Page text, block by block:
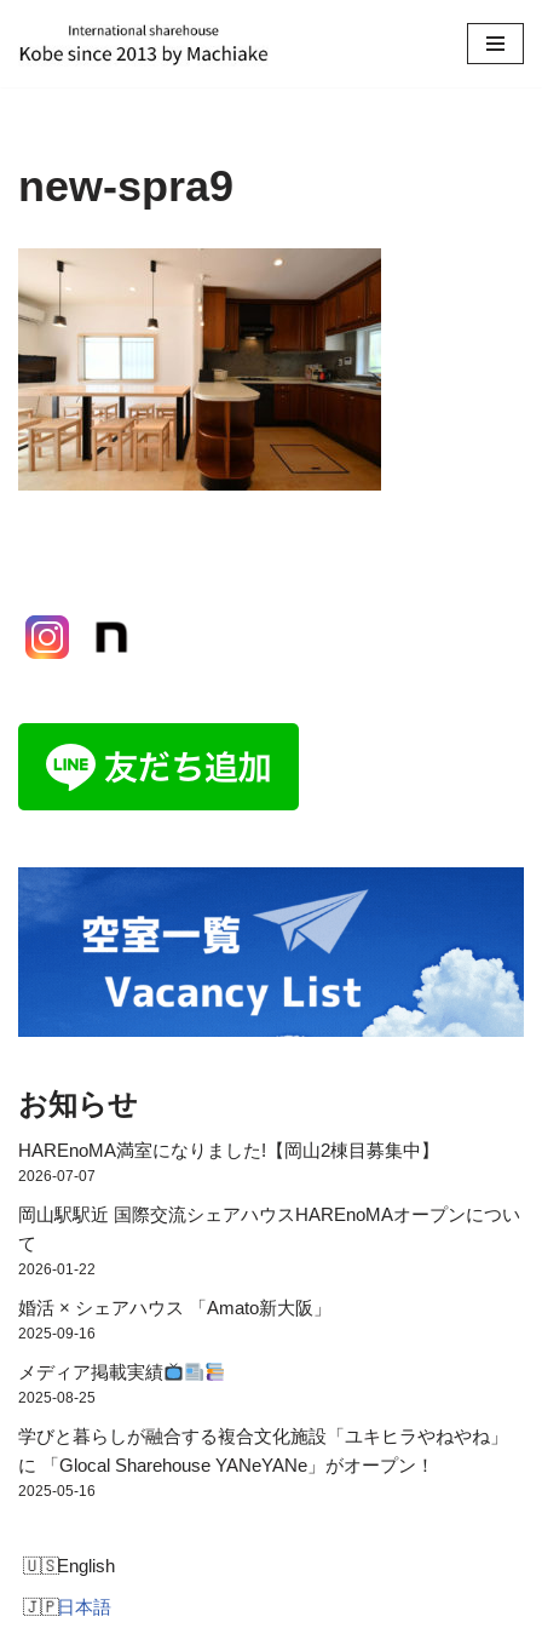
コ
ツ
ッ
プ
new-spra9
お知らせ
HAREnoMA満室になりました!【岡山2棟目募集中】
2026-07-07
岡山駅駅近 国際交流シェアハウスHAREnoMAオープンについ
て
2026-01-22
婚活 × シェアハウス 「Amato新大阪」
2025-09-16
メディア掲載実績
2025-08-25
学びと暮らしが融合する複合文化施設「ユキヒラやねやね」
に 「Glocal Sharehouse YANeYANe」がオープン！
2025-05-16
English
日本語